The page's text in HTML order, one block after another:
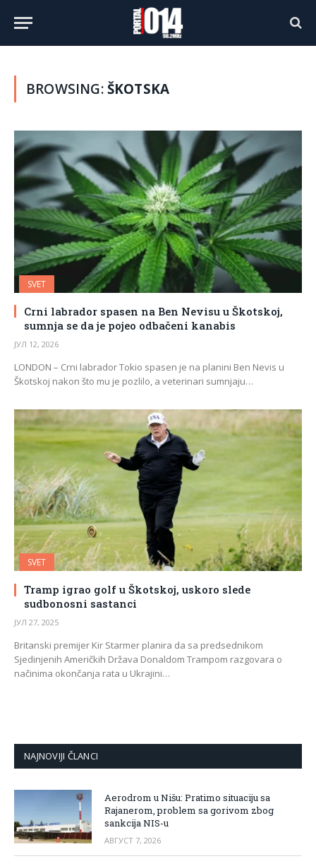
BROWSING:ŠKOTSKA
SVET
Crni labrador spasen na Ben Nevisu u Škotskoj,
sumnja se da je pojeo odbačeni kanabis
ЈУЛ 12, 2026
LONDON – Crni labrador Tokio spasen je na planini Ben Nevis u
Škotskoj nakon što mu je pozlilo, a veterinari sumnjaju…
SVET
Tramp igrao golf u Škotskoj, uskoro slede
sudbonosni sastanci
ЈУЛ 27, 2025
Britanski premijer Kir Starmer planira da sa predsednikom
Sjedinjenih Američkih Država Donaldom Trampom razgovara o
načinima okončanja rata u Ukrajini…
NAJNOVIJI ČLANCI
Aerodrom u Nišu: Pratimo situaciju sa
Rajanerom, problem sa gorivom zbog
sankcija NIS-u
АВГУСТ 7, 2026